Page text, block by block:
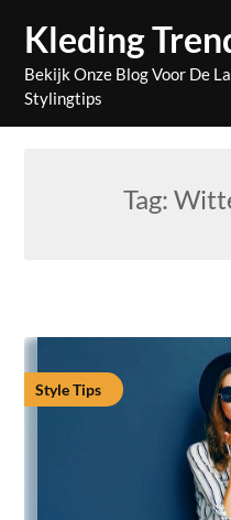
content
Kleding
Bekijk Onze Blog Voor De
Stylingtips
Tag:
Style Tips